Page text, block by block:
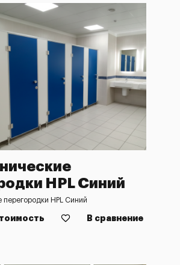
HPL Синий
перегородки HPL Синий
В сравнение